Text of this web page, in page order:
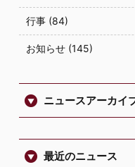
行事 (84)
お知らせ (145)
ニュースアーカイ
最近のニュース